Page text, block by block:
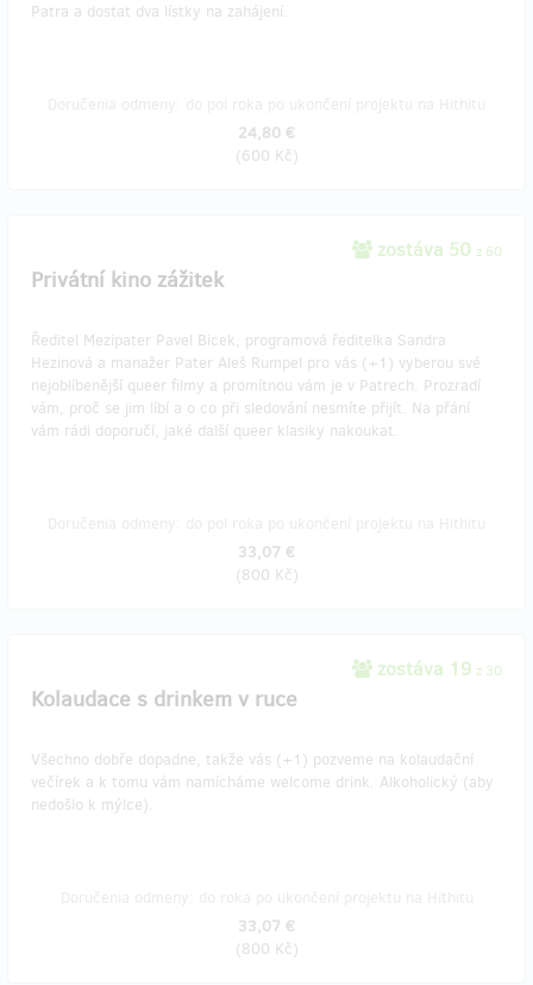
Patra a dostat dva lístky na zahájení.
24,80 €
(600 Kč)
zostáva 50 z 60
Privátní kino zážitek
Ředitel Mezipater Pavel Bicek, programová ředitelka Sandra
Hezinová a manažer Pater Aleš Rumpel pro vás (+1) vyberou své
nejoblíbenější queer filmy a promítnou vám je v Patrech. Prozradí
vám, proč se jim líbí a o co při sledování nesmíte přijít. Na přání
vám rádi doporučí, jaké další queer klasiky nakoukat.
33,07 €
(800 Kč)
zostáva 19 z 30
Kolaudace s drinkem v ruce
Všechno dobře dopadne, takže vás (+1) pozveme na kolaudační
večírek a k tomu vám namícháme welcome drink. Alkoholický (aby
nedošlo k mýlce).
33,07 €
(800 Kč)